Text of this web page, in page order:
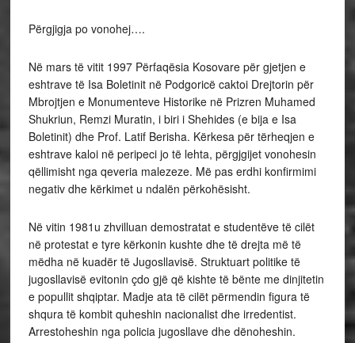
Përgjigja po vonohej….
Në mars të vitit 1997 Përfaqësia Kosovare për gjetjen e
eshtrave të Isa Boletinit në Podgoricë caktoi Drejtorin për
Mbrojtjen e Monumenteve Historike në Prizren Muhamed
Shukriun, Remzi Muratin, i biri i Shehides (e bija e Isa
Boletinit) dhe Prof. Latif Berisha. Kërkesa për tërheqjen e
eshtrave kaloi në peripeci jo të lehta, përgjgijet vonohesin
qëllimisht nga qeveria malezeze. Më pas erdhi konfirmimi
negativ dhe kërkimet u ndalën përkohësisht.
Në vitin 1981u zhvilluan demostratat e studentëve të cilët
në protestat e tyre kërkonin kushte dhe të drejta më të
mëdha në kuadër të Jugosllavisë. Struktuart politike të
jugosllavisë evitonin çdo gjë që kishte të bënte me dinjitetin
e popullit shqiptar. Madje ata të cilët përmendin figura të
shqura të kombit quheshin nacionalist dhe irredentist.
Arrestoheshin nga policia jugosllave dhe dënoheshin.